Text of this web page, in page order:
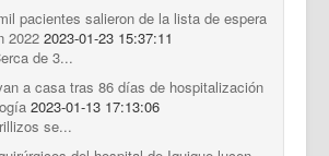
pacientes salieron de la lista de espera
2022 2023-01-23 15:37:11
de 3...
a casa tras 86 días de hospitalización
2023-01-13 17:13:06
se...